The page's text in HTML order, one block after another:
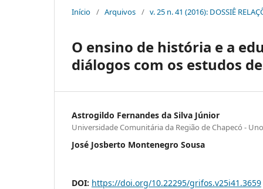
Início / Arquivos / v. 25 n. 41 (2016): DOSSIÊ
O ensino de história e a
diálogos com os estudos
Astrogildo Fernandes da Silva Júnior
Universidade Comunitária da Região de Chapecó -
José Josberto Montenegro Sousa
DOI: https://doi.org/10.22295/grifos.v25i41.3659